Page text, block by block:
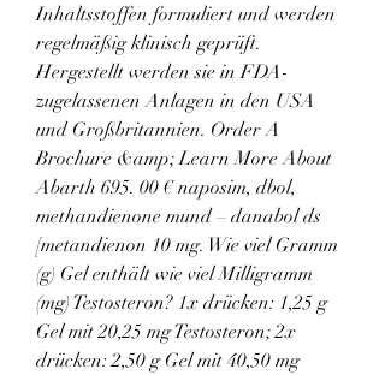
Inhaltsstoffen formuliert und werden
regelmäßig klinisch geprüft.
Hergestellt werden sie in FDA-
zugelassenen Anlagen in den USA
und Großbritannien. Order A
Brochure &amp; Learn More About
Abarth 695. 00 € naposim, dbol,
methandienone mund – danabol ds
[metandienon 10 mg. Wie viel Gramm
(g) Gel enthält wie viel Milligramm
(mg) Testosteron? 1x drücken: 1,25 g
Gel mit 20,25 mg Testosteron; 2x
drücken: 2,50 g Gel mit 40,50 mg